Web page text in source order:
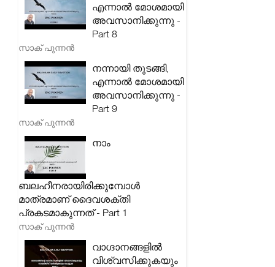
എന്നാൽ മോശമായി
അവസാനിക്കുന്നു -
Part 8
സാക് പുന്നൻ
നന്നായി തുടങ്ങി,
എന്നാൽ മോശമായി
അവസാനിക്കുന്നു -
Part 9
സാക് പുന്നൻ
നാം
ബലഹീനരായിരിക്കുമ്പോൾ
മാത്രമാണ് ദൈവശക്തി
പ്രകടമാകുന്നത് - Part 1
സാക് പുന്നൻ
വാഗ്ദാനങ്ങളിൽ
വിശ്വസിക്കുകയും